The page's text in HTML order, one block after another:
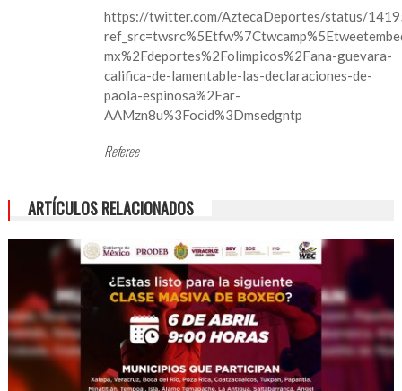
https://twitter.com/AztecaDeportes/status/
mx%2Fdeportes%2Folimpicos%2Fana-guevara-
califica-de-lamentable-las-declaraciones-de-
paola-espinosa%2Far-
AAMzn8u%3Focid%3Dmsedgntp
Referee
ARTÍCULOS RELACIONADOS